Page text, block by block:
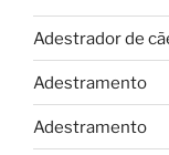
Adestrador de
Adestramento
Adestramento